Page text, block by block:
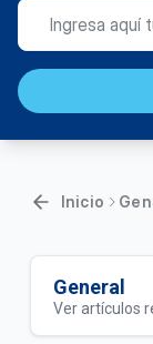
Inicio
General
Ver artículos